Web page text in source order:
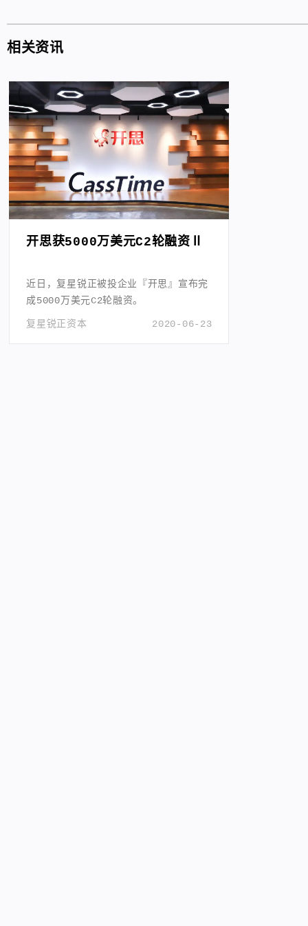
相关资讯
开思获5000万美元C2轮融资Ⅱ
近日，复星锐正被投企业『开思』宣布完
成5000万美元C2轮融资。
2020-06-23
复星锐正资本